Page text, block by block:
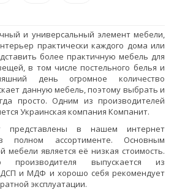
и универсальный элемент мебели,
практически каждого дома или
более практичную мебель для
в том числе постельного белья и
день огромное количество
данную мебель, поэтому выбрать и
просто. Одним из производителей
Украинская компания Компанит.
представлены в нашем интернет
полном ассортименте. Основным
мебели является её низкая стоимость.
выпускается из
ДСП и МДФ и хорошо себя рекомендует
эксплуатации.